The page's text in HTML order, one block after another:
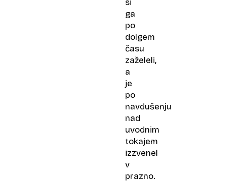
si
ga
po
dolgem
času
zaželeli,
a
je
po
navdušenju
nad
uvodnim
tokajem
izzvenel
v
prazno.